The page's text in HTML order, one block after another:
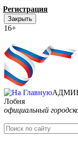
Регистрация
Закрыть
16+
Лобня
официальный